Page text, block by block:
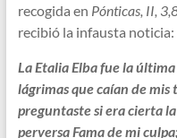
recogida en Pónticas, II,
recibió la infausta noticia:
La Etalia Elba fue la
lágrimas que caían de
preguntaste si era cierta
perversa Fama de mi